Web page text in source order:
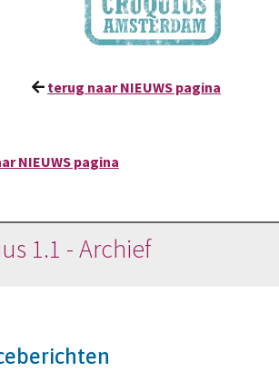
terug naar NIEUWS pagina
NIEUWS pagina
1.1 - Archief